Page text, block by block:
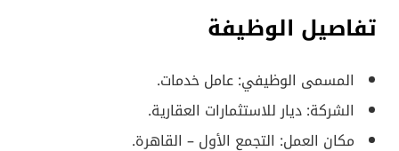
تفاصيل الوظيفة
المسمى الوظيفي: عامل خدمات.
الشركة: ديار للاستثمارات العقارية.
مكان العمل: التجمع الأول – القاهرة.